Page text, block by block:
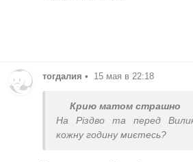
тогдалия • 15 мая в 22:18
Крию матом страшно
На Різдво та перед
кожну годину миєтесь?